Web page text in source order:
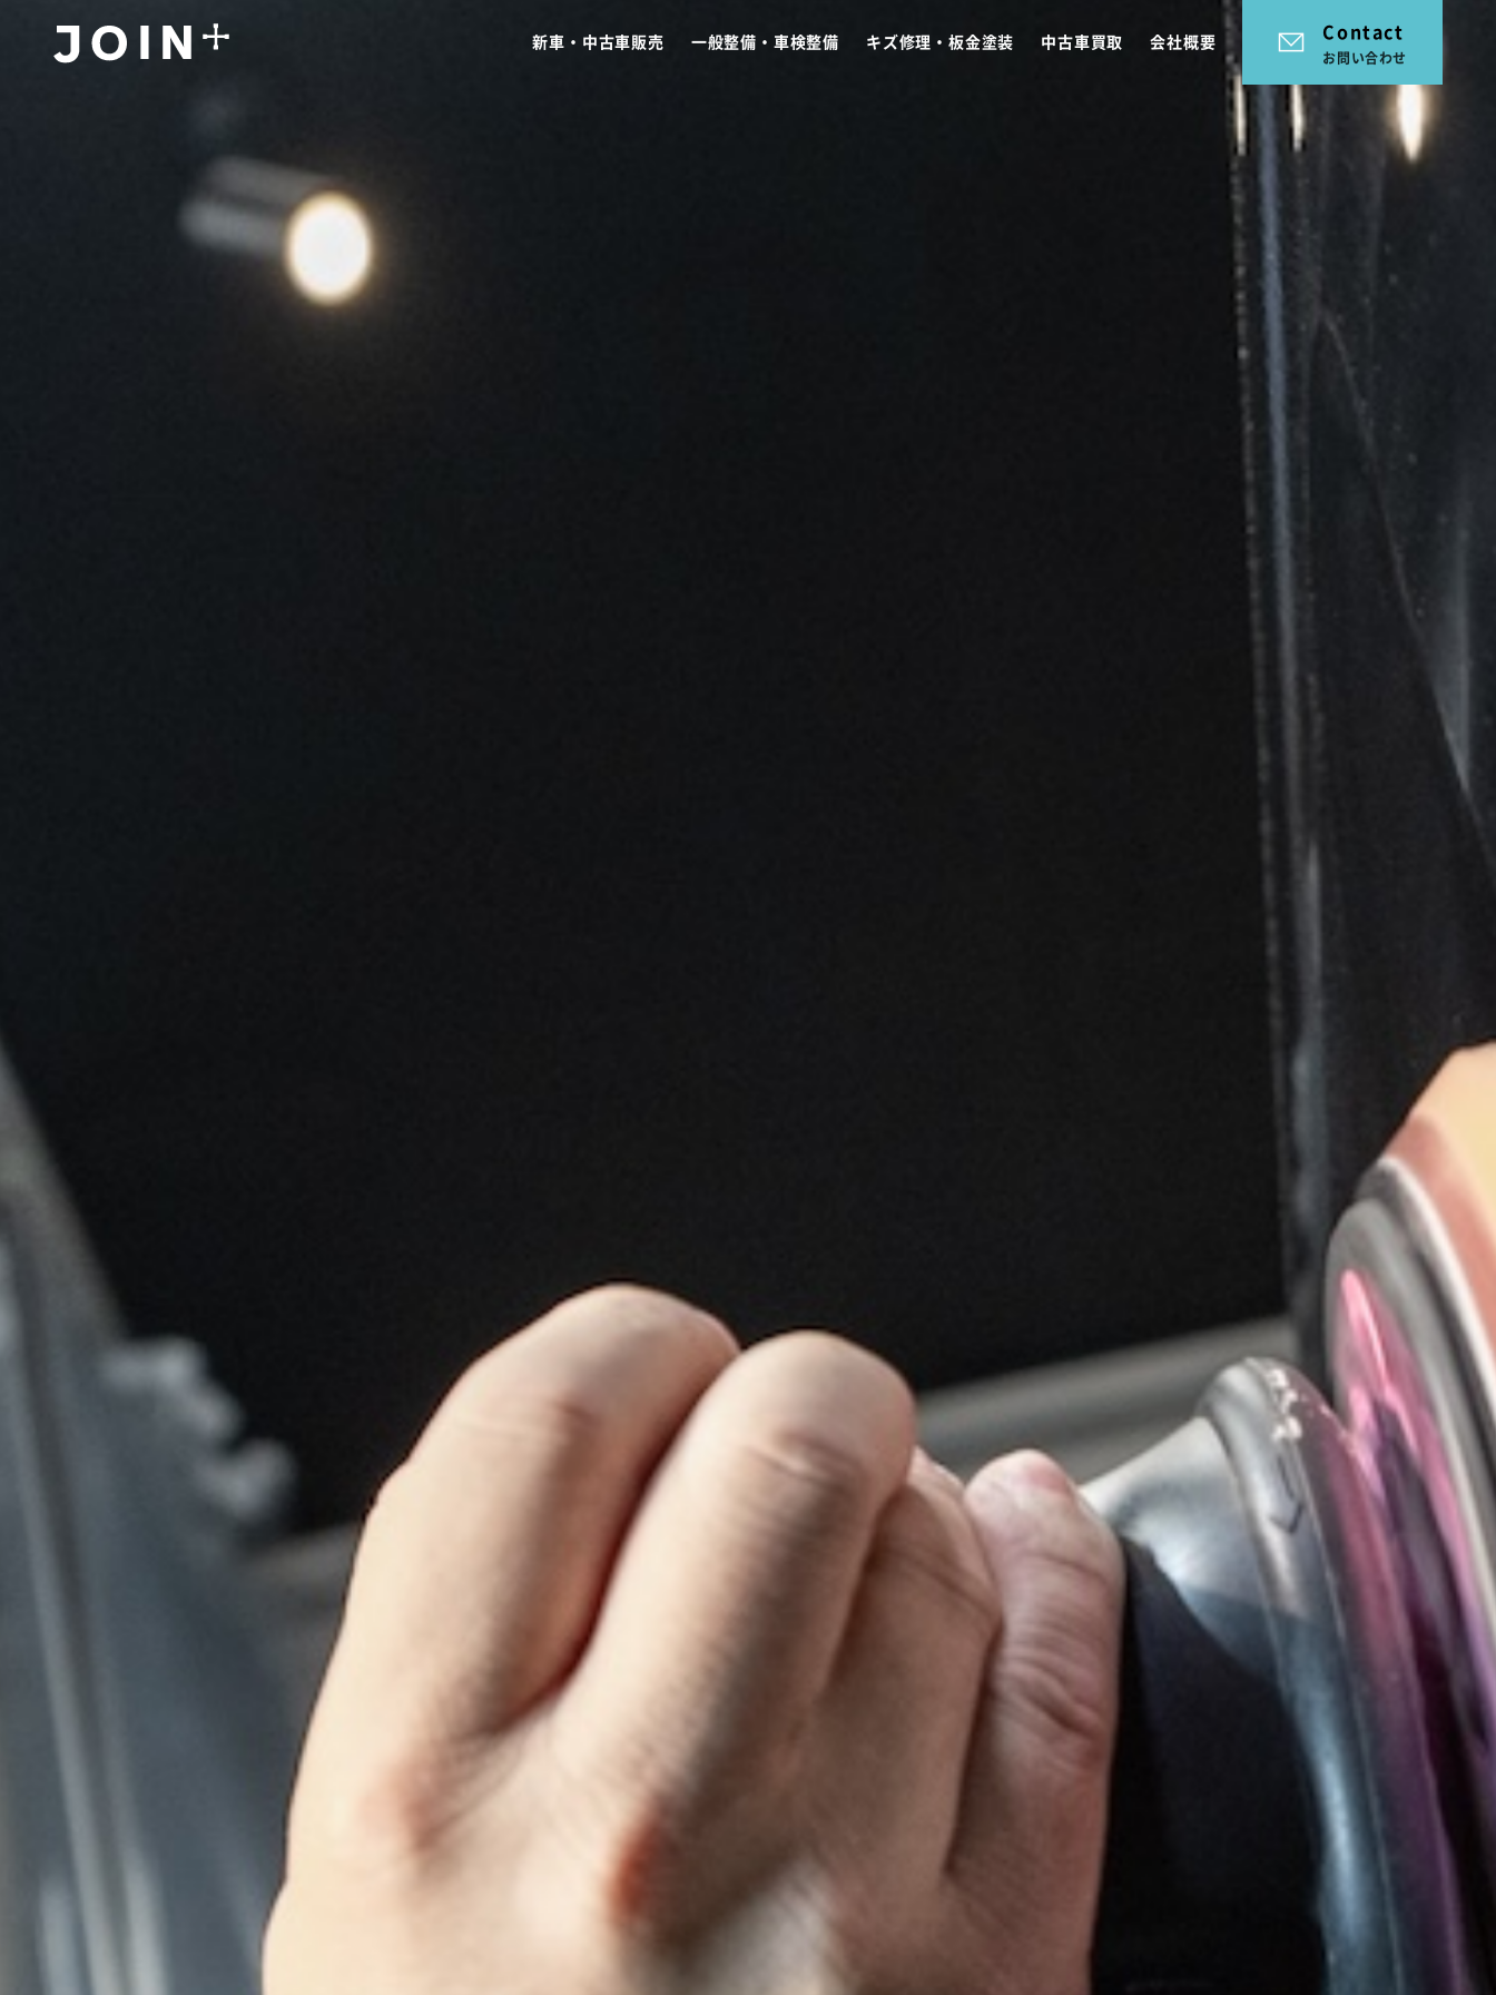
新車・中古車販売 一般整備・車検整備 キズ修理・板金塗装 中古車買取 会社概要 Contact
お問い合わせ